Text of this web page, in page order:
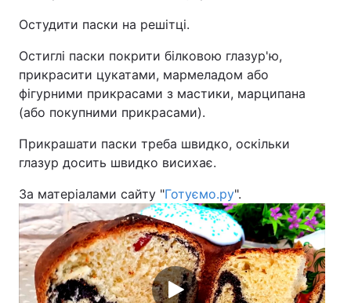
Остудити паски на решітці.
Остиглі паски покрити білковою глазур'ю,
прикрасити цукатами, мармеладом або
фігурними прикрасами з мастики, марципана
(або покупними прикрасами).
Прикрашати паски треба швидко, оскільки
глазур досить швидко висихає.
За матеріалами сайту "Готуємо.ру".